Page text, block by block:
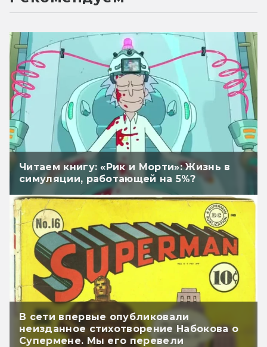
Читаем книгу: «Рик и Морти»: Жизнь в
симуляции, работающей на 5%?
В сети впервые опубликовали
неизданное стихотворение Набокова о
Супермене. Мы его перевели